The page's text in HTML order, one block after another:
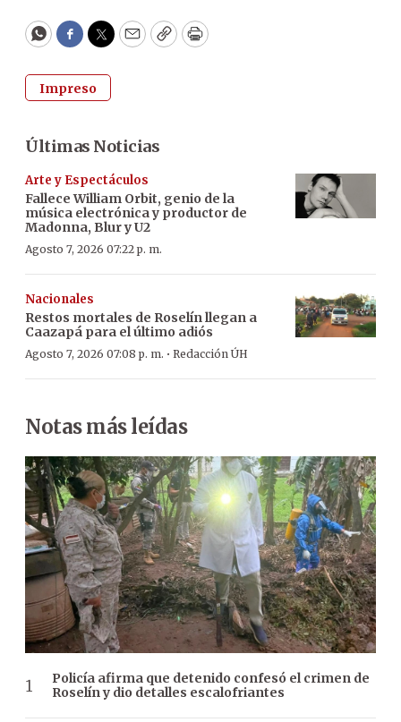
WhatsApp
Facebook
Twitter
EmailCopyPrint
Impreso
Últimas Noticias
Arte y Espectáculos
Fallece William Orbit, genio de la
música electrónica y productor de
Madonna, Blur y U2
Agosto 7, 2026 07:22 p. m.
Nacionales
Restos mortales de Roselín llegan a
Caazapá para el último adiós
Agosto 7, 2026 07:08 p. m. · Redacción ÚH
Notas más leídas
Policía afirma que detenido confesó el crimen de
Roselín y dio detalles escalofriantes